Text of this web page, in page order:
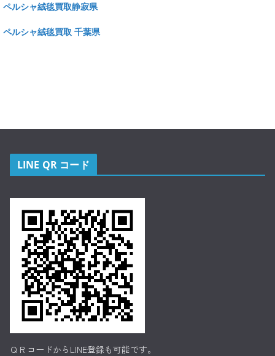
ペルシャ絨毯買取静寂県
ペルシャ絨毯買取 千葉県
LINE QR コード
ＱＲコードからLINE登録も可能です。